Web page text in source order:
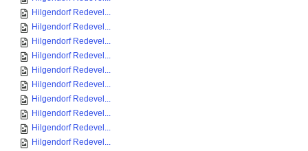
Hilgendorf Redevel...
Hilgendorf Redevel...
Hilgendorf Redevel...
Hilgendorf Redevel...
Hilgendorf Redevel...
Hilgendorf Redevel...
Hilgendorf Redevel...
Hilgendorf Redevel...
Hilgendorf Redevel...
Hilgendorf Redevel...